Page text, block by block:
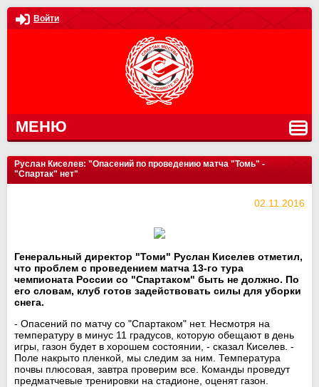
Войти
МЕНЮ
Руслан Киселев: "Опасений по проведению матча "Томь" -
"Спартак" нет"
02.11.2016
Генеральный директор "Томи" Руслан Киселев отметил,
что проблем с проведением матча 13-го тура
чемпионата России со "Спартаком" быть не должно. По
его словам, клуб готов задействовать силы для уборки
снега.
- Опасений по матчу со "Спартаком" нет. Несмотря на
температуру в минус 11 градусов, которую обещают в день
игры, газон будет в хорошем состоянии, - сказал Киселев. -
Поле накрыто пленкой, мы следим за ним. Температура
почвы плюсовая, завтра проверим все. Команды проведут
предматчевые тренировки на стадионе, оценят газон.